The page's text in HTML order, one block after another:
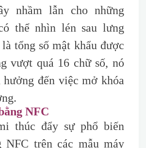
nhầm lẫn cho những
thể nhìn lén sau lưng
tổng số mật khẩu được
vượt quá 16 chữ số, nó
hưởng đến việc mở khóa
NFC
thúc đẩy sự phổ biến
NFC trên các mẫu máy